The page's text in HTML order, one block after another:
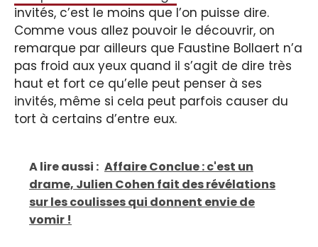
invités, c’est le moins que l’on puisse dire.
Comme vous allez pouvoir le découvrir, on
remarque par ailleurs que Faustine Bollaert n’a
pas froid aux yeux quand il s’agit de dire très
haut et fort ce qu’elle peut penser à ses
invités, même si cela peut parfois causer du
tort à certains d’entre eux.
A lire aussi : Affaire Conclue : c'est un
drame, Julien Cohen fait des révélations
sur les coulisses qui donnent envie de
vomir !